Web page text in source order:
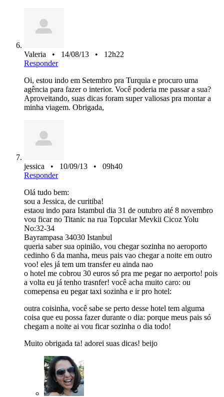
Valeria • 14/08/13 • 12h22
Responder
Oi, estou indo em Setembro pra Turquia e procuro uma
agência para fazer o interior. Você poderia me passar a sua?
Aproveitando, suas dicas foram super valiosas pra montar a
minha viagem. Obrigada,
jessica • 10/09/13 • 09h40
Responder
Olá tudo bem:
sou a Jessica, de curitiba!
estaou indo para Istambul dia 31 de outubro até 8 novembro
vou ficar no Titanic na rua Topcular Mevkii Cicoz Yolu
No:32-34
Bayrampasa 34030 Istanbul
queria saber sua opinião, vou chegar sozinha no aeroporto
cedinho 6 da manha, meus pais vao chegar a noite em outro
voo! eles já tem um transfer eu ainda nao
o hotel me cobrou 30 euros só pra me pegar no aerporto! pois
a volta eu já tenho trasnfer! você acha muito caro: ou
comepensa eu pegar taxi sozinha e ir pro hotel:
outra coisinha, você sabe se perto desse hotel tem alguma
coisa que eu possa fazer durante o dia: porque meus pais só
chegam a noite ai vou ficar sozinha o dia todo!
Muito obrigada ta! adorei suas dicas! beijo